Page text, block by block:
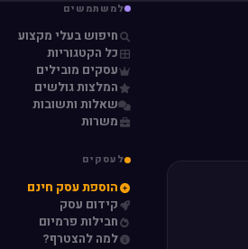
למשתמשים
חיפוש בעלי מקצוע
כל הקטגוריות
עסקים מובילים
המלצות גולשים
שאלות ותשובות
משרות
לעסקים
הוספת עסק חינם
קידום עסק
חבילות פרמיום
למה להצטרף?